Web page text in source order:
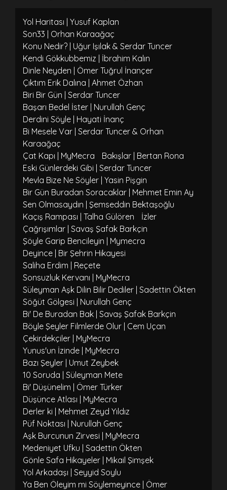
Yol Haritası | Yusuf Kaplan
Son33 | Orhan Karaağaç
Konu Nedir? | Uğur Işılak & Serdar Tuncer
Kendi Gökkubbemiz | İbrahim Kalın
Dinle Neyden | Ömer Tuğrul İnançer
Çıktım Erik Dalına | Ahmet Özhan
Biri Bir Gün | Serdar Tuncer
Başarı Bedel İster | Nurullah Genç
Derdini Söyle | Hayati İnanç
Bi Mesele Var | Serdar Tuncer & Orhan
Karaağaç
Çat Kapı | MyMecra
Bakışlar | Bertan Rona
Eski Günlerdeki Gibi | Serdar Tuncer
Mevla Bize Ne Söyler | Yasin Pişgin
Bir Gün Buradan Soracaklar | Mehmet Emin Ay
Sen Olmasaydın | Şemseddin Bektaşoğlu
Kaçış Rampası | Talha Gülören
İzler
Çağrışımlar | Savaş Şafak Barkçin
Şöyle Garip Bencileyin | Mymecra
Deyince | Bir Şehrin Hikayesi
Saliha Erdim | Reçete
Sonsuzluk Kervanı | MyMecra
Süleyman Aşk Dilin Bilir Dediler | Sadettin Ökten
Söğüt Gölgesi | Nurullah Genç
Bi' De Buradan Bak | Savaş Şafak Barkçin
Böyle Şeyler Filmlerde Olur | Cem Uçan
Çekirdekçiler | MyMecra
Yunus'un İzinde | MyMecra
Bazı Şeyler | Umut Zeybek
10 Soruda | Süleyman Mete
Bi' Düşünelim | Ömer Türker
Düşünce Atlası | MyMecra
Derler ki | Mehmet Zeyd Yıldız
Püf Noktası | Nurullah Genç
Aşk Burcunun Zirvesi | MyMecra
Medeniyet Ufku | Sadettin Ökten
Gönle Safa Hikayeler | Mikail Şimşek
Yol Arkadaşı | Seyyid Soylu
Ya Ben Öleyim mi Söylemeyince | Ömer